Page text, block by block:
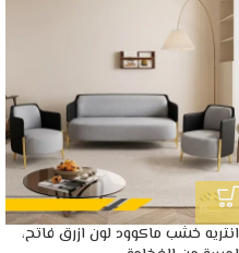
انتريه خشب ماكوود لون ازرق فاتح،